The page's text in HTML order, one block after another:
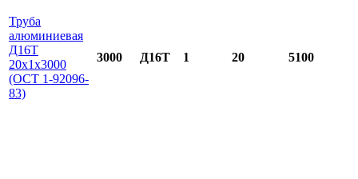
Труба
алюминиевая
Д16Т
20x1x3000
(ОСТ 1-92096-
83)
3000 Д16Т 1 20
5100